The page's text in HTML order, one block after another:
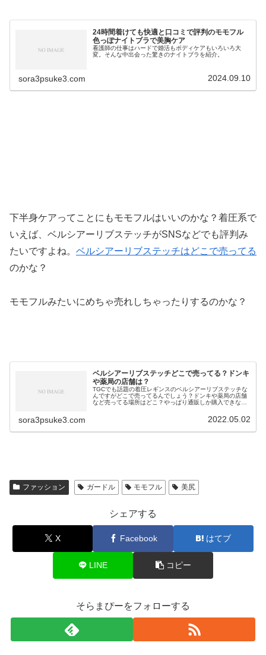
24時間着けても快適と口コミで評判のモモフル
色っぽナイトブラで美胸ケア
看護師の仕事はハードで婚活もボディケアもいろいろ大
変。そんな中出会った驚きのナイトブラを紹介。
sora3psuke3.com 2024.09.10
下半身ケアってことにもモモフルはいいのかな？着圧系で
いえば、ベルシアーリブステッチがSNSなどでも評判み
たいですよね。 ベルシアーリブステッチはどこで売ってる
のかな？
モモフルみたいにめちゃ売れしちゃったりするのかな？
ベルシアーリブステッチどこで売ってる？ドンキ
や薬局の店舗は？
TGCでも話題の着圧レギンスのベルシアーリブステッチな
んですがどこで売ってるんでしょう？ドンキや薬局の店舗
など売ってる場所はどこ？やっぱり通販しか購入できない
sora3psuke3.com 2022.05.02
ファッション ガードル モモフル 美尻
シェアする
X Facebook はてブ
LINE コピー
そらまぴーをフォローする